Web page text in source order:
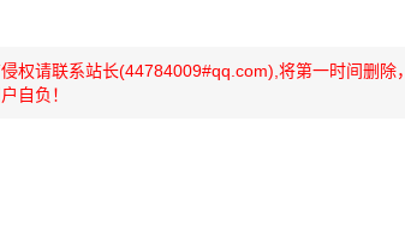
权请联系站长(44784009#qq.com),将第一时间删除
自负！